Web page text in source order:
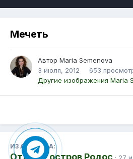
Мечеть
Автор Maria Semenova
3 июля, 2012
653
Другие изображения Maria
ИЗ АЛЬБОМА:
Отдых - остров Родос